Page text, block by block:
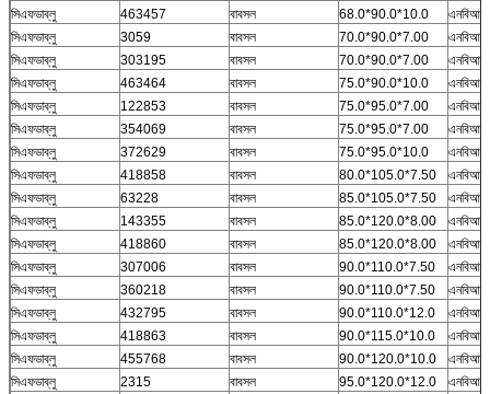
সিএফডাব্লু
463457 বাবসল 68.0*90.0*10.0
এনবিআর
সিএফডাব্লু
3059 বাবসল 70.0*90.0*7.00
এনবিআর
সিএফডাব্লু
303195 বাবসল 70.0*90.0*7.00
এনবিআর
সিএফডাব্লু
463464 বাবসল 75.0*90.0*10.0
এনবিআর
সিএফডাব্লু
122853 বাবসল 75.0*95.0*7.00
এনবিআর
সিএফডাব্লু
354069 বাবসল 75.0*95.0*7.00
এনবিআর
সিএফডাব্লু
372629 বাবসল 75.0*95.0*10.0
এনবিআর
সিএফডাব্লু
418858 বাবসল 80.0*105.0*7.50
এনবিআর
সিএফডাব্লু
63228 বাবসল 85.0*105.0*7.50
এনবিআর
সিএফডাব্লু
143355 বাবসল 85.0*120.0*8.00
এনবিআর
সিএফডাব্লু
418860 বাবসল 85.0*120.0*8.00
এনবিআর
সিএফডাব্লু
307006 বাবসল 90.0*110.0*7.50
এনবিআর
সিএফডাব্লু
360218 বাবসল 90.0*110.0*7.50
এনবিআর
সিএফডাব্লু
432795 বাবসল 90.0*110.0*12.0
এনবিআর
সিএফডাব্লু
418863 বাবসল 90.0*115.0*10.0
এনবিআর
সিএফডাব্লু
455768 বাবসল 90.0*120.0*10.0
এনবিআর
সিএফডাব্লু
2315 বাবসল 95.0*120.0*12.0 এনবিআর